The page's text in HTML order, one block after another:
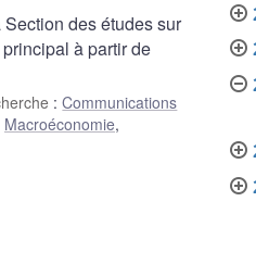
des études sur
à partir de
:Communications
Macroéconomie,